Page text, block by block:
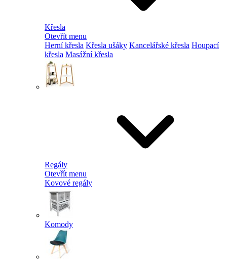
Křesla
Otevřít menu
Herní křesla Křesla ušáky Kancelářské křesla Houpací
křesla Masážní křesla
Regály
Otevřít menu
Kovové regály
Komody